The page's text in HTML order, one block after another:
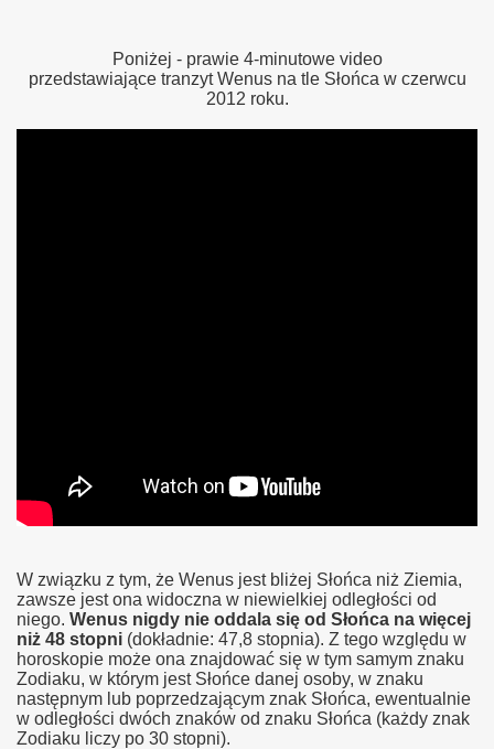
Poniżej - prawie 4-minutowe video
przedstawiające tranzyt Wenus na tle Słońca w czerwcu
2012 roku.
W związku z tym, że Wenus jest bliżej Słońca niż Ziemia,
zawsze jest ona widoczna w niewielkiej odległości od
niego. Wenus nigdy nie oddala się od Słońca na więcej
niż 48 stopni (dokładnie: 47,8 stopnia). Z tego względu w
horoskopie może ona znajdować się w tym samym znaku
Zodiaku, w którym jest Słońce danej osoby, w znaku
następnym lub poprzedzającym znak Słońca, ewentualnie
w odległości dwóch znaków od znaku Słońca (każdy znak
Zodiaku liczy po 30 stopni).